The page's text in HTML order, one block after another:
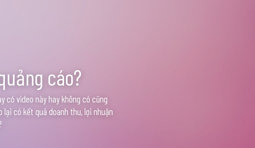
cáo?
có video này hay không có cũng
lại có kết quả doanh thu, lợi nhuận